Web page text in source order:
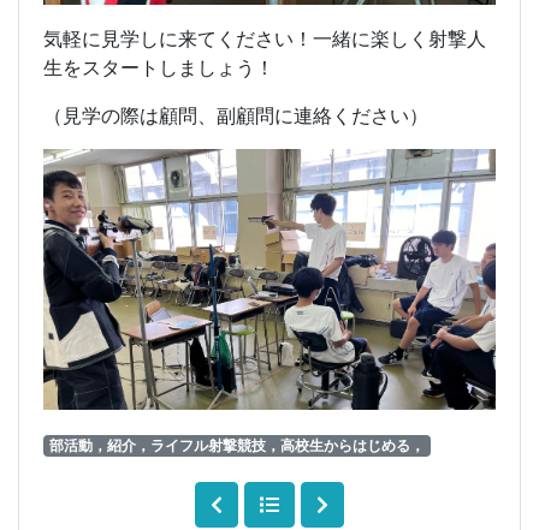
気軽に見学しに来てください！一緒に楽しく射撃人
生をスタートしましょう！
（見学の際は顧問、副顧問に連絡ください）
部活動，紹介，ライフル射撃競技，高校生からはじめる，